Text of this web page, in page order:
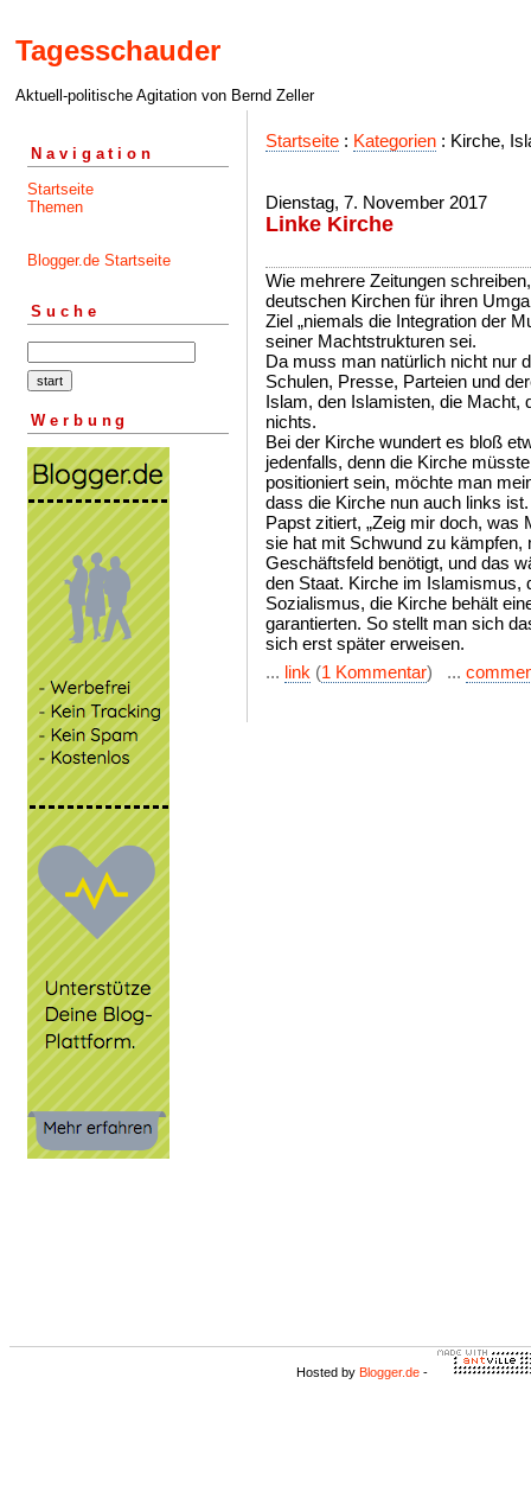
Tagesschauder
Aktuell-politische Agitation von Bernd Zeller
Navigation
Startseite
Themen
Blogger.de Startseite
Suche
Werbung
Startseite : Kategorien : Kirche,
Dienstag, 7. November 2017
Linke Kirche
Wie mehrere Zeitungen
deutschen Kirchen für ihren
Ziel „niemals die Integration der
seiner Machtstrukturen sei.
Da muss man natürlich nicht nur
Schulen, Presse, Parteien und
Islam, den Islamisten, die Macht,
nichts.
Bei der Kirche wundert es bloß
jedenfalls, denn die Kirche
positioniert sein, möchte man
dass die Kirche nun auch links
Papst zitiert, „Zeig mir doch, was
sie hat mit Schwund zu
Geschäftsfeld benötigt, und das
den Staat. Kirche im Islamismus,
Sozialismus, die Kirche behält
garantierten. So stellt man sich
sich erst später erweisen.
... link (1 Kommentar) ...
Hosted by Blogger.de -